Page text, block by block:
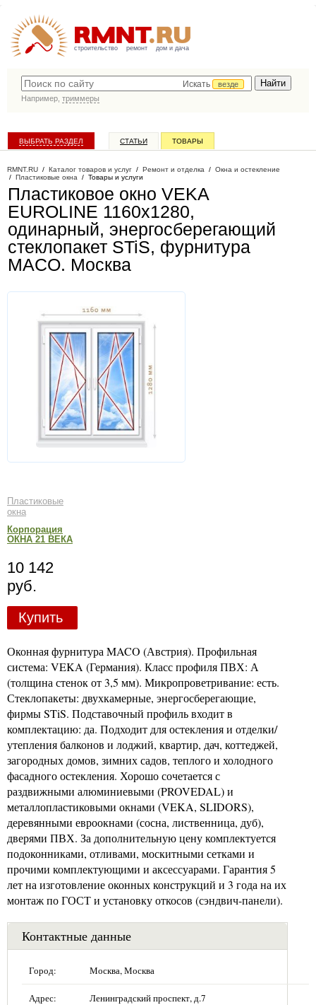
строительство ремонт дом и дача
Искать
везде
Например, триммеры
ВЫБРАТЬ РАЗДЕЛ СТАТЬИ ТОВАРЫ
RMNT.RU / Каталог товаров и услуг / Ремонт и отделка / Окна и остекление
/ Пластиковые окна / Товары и услуги
Пластиковое окно VEKA
EUROLINE 1160х1280,
одинарный, энергосберегающий
стеклопакет STiS, фурнитура
MACO. Москва
Пластиковые
окна
Корпорация
ОКНА 21 ВЕКА
10 142
руб.
Купить
Оконная фурнитура MACO (Австрия). Профильная
система: VEKA (Германия). Класс профиля ПВХ: А
(толщина стенок от 3,5 мм). Микропроветривание: есть.
Стеклопакеты: двухкамерные, энергосберегающие,
фирмы STiS. Подставочный профиль входит в
комплектацию: да. Подходит для остекления и отделки/
утепления балконов и лоджий, квартир, дач, коттеджей,
загородных домов, зимних садов, теплого и холодного
фасадного остекления. Хорошо сочетается с
раздвижными алюминиевыми (PROVEDAL) и
металлопластиковыми окнами (VEKA, SLIDORS),
деревянными евроокнами (сосна, лиственница, дуб),
дверями ПВХ. За дополнительную цену комплектуется
подоконниками, отливами, москитными сетками и
прочими комплектующими и аксессуарами. Гарантия 5
лет на изготовление оконных конструкций и 3 года на их
монтаж по ГОСТ и установку откосов (сэндвич-панели).
Контактные данные
Город: Москва, Москва
Адрес: Ленинградский проспект, д.7